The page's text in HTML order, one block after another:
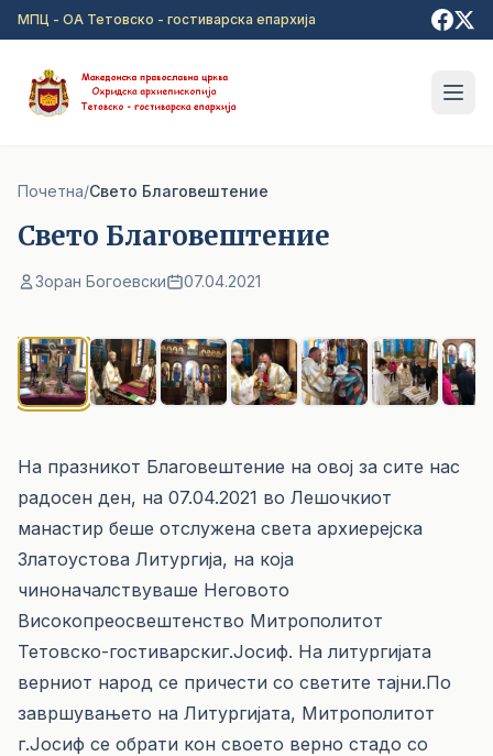
Прејди на главна содржина
МПЦ - ОА Тетовско - гостиварска епархија
Почетна/Свето Благовештение
Свето Благовештение
Зоран Богоевски 07.04.2021
На празникот Благовештение на овој за сите нас
радосен ден, на 07.04.2021 во Лешочкиот
манастир беше отслужена света архиерејска
Златоустова Литургија, на која
чиноначалствуваше Неговото
Високопреосвештенство Митрополитот
Тетовско-гостиварскиг.Јосиф. На литургијата
верниот народ се причести со светите тајни.По
завршувањето на Литургијата, Митрополитот
г.Јосиф се обрати кон своето верно стадо со